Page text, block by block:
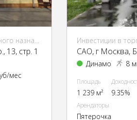
Инвестиции в помещение свободного назначения (ПСН)
13, стр. 1
мес
Инвестиции в
CАО, г Москва,
Динамо 8
Площадь
1 239 м² 9.35%
Арендаторы
Пятерочка